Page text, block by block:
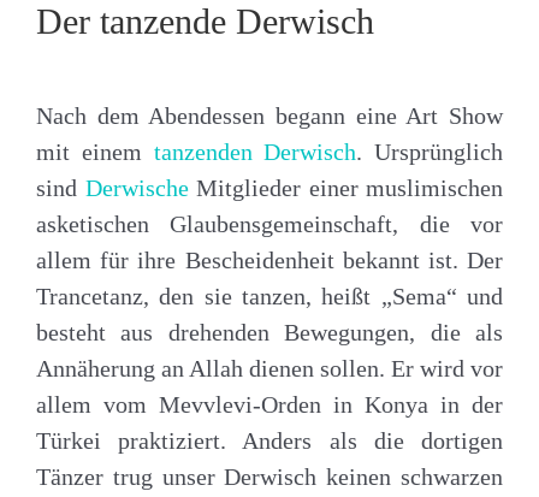
Der tanzende Derwisch
Nach dem Abendessen begann eine Art Show
mit einem tanzenden Derwisch. Ursprünglich
sind DerwischeMitglieder einer muslimischen
asketischen Glaubensgemeinschaft, die vor
allem für ihre Bescheidenheit bekannt ist. Der
Trancetanz, den sie tanzen, heißt „Sema“ und
besteht aus drehenden Bewegungen, die als
Annäherung an Allah dienen sollen. Er wird vor
allem vom Mevvlevi-Orden in Konya in der
Türkei praktiziert. Anders als die dortigen
Tänzer trug unser Derwisch keinen schwarzen